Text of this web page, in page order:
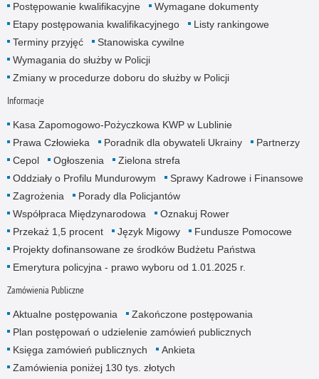
Postępowanie kwalifikacyjne
Wymagane dokumenty
Etapy postępowania kwalifikacyjnego
Listy rankingowe
Terminy przyjęć
Stanowiska cywilne
Wymagania do służby w Policji
Zmiany w procedurze doboru do służby w Policji
Informacje
Kasa Zapomogowo-Pożyczkowa KWP w Lublinie
Prawa Człowieka
Poradnik dla obywateli Ukrainy
Partnerzy
Cepol
Ogłoszenia
Zielona strefa
Oddziały o Profilu Mundurowym
Sprawy Kadrowe i Finansowe
Zagrożenia
Porady dla Policjantów
Współpraca Międzynarodowa
Oznakuj Rower
Przekaż 1,5 procent
Język Migowy
Fundusze Pomocowe
Projekty dofinansowane ze środków Budżetu Państwa
Emerytura policyjna - prawo wyboru od 1.01.2025 r.
Zamówienia Publiczne
Aktualne postępowania
Zakończone postępowania
Plan postępowań o udzielenie zamówień publicznych
Księga zamówień publicznych
Ankieta
Zamówienia poniżej 130 tys. złotych